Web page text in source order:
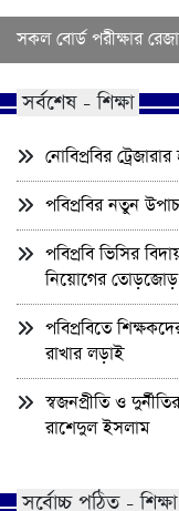
সকল বোর্ড পরীক্ষার
সর্বশেষ - শিক্ষা
নোবিপ্রবির
পবিপ্রবির নতুন
পবিপ্রবি ভিসির
নিয়োগের তোড়জোড়
পবিপ্রবিতে
রাখার লড়াই
স্বজনপ্রীতি ও
রাশেদুল ইসলাম
সর্বোচ্চ পঠিত - শিক্ষা